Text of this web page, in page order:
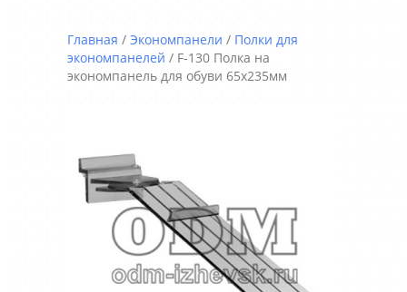
Главная / Экономпанели / Полки для
экономпанелей / F-130 Полка на
экономпанель для обуви 65х235мм